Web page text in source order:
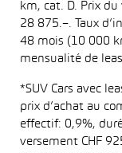
km, cat. D. Prix
28 875.–. Taux
48 mois (10 000
mensualité de
*SUV Cars avec
prix d’achat au
effectif: 0,9%,
versement CHF